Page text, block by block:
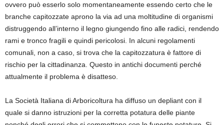
ovvero può esserlo solo momentaneamente essendo certo che le
branche capitozzate aprono la via ad una moltitudine di organismi
distruggendo all’interno il legno giungendo fino alle radici, rendendo
rami e tronco fragili e quindi pericolosi. In alcuni regolamenti
comunali, non a caso, si trova che la capitozzatura è fattore di
rischio per la cittadinanza. Questo in antichi documenti perché
attualmente il problema è disatteso.
La Società Italiana di Arboricoltura ha diffuso un depliant con il
quale si danno istruzioni per la corretta potatura delle piante